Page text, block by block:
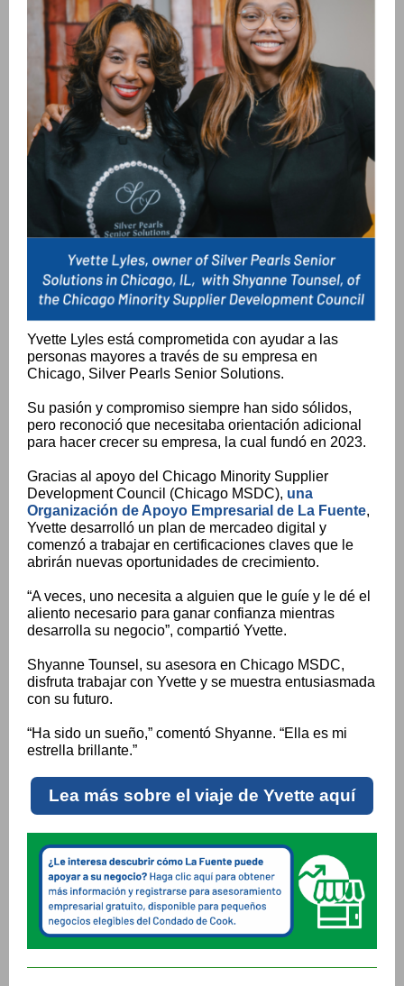
Yvette Lyles está comprometida con ayudar a las
personas mayores a través de su empresa en
Chicago, Silver Pearls Senior Solutions.
Su pasión y compromiso siempre han sido sólidos,
pero reconoció que necesitaba orientación adicional
para hacer crecer su empresa, la cual fundó en 2023.
Gracias al apoyo del Chicago Minority Supplier
Development Council (Chicago MSDC), una
Organización de Apoyo Empresarial de La Fuente,
Yvette desarrolló un plan de mercadeo digital y
comenzó a trabajar en certificaciones claves que le
abrirán nuevas oportunidades de crecimiento.
“A veces, uno necesita a alguien que le guíe y le dé el
aliento necesario para ganar confianza mientras
desarrolla su negocio”, compartió Yvette.
Shyanne Tounsel, su asesora en Chicago MSDC,
disfruta trabajar con Yvette y se muestra entusiasmada
con su futuro.
“Ha sido un sueño,” comentó Shyanne. “Ella es mi
estrella brillante.”
Lea más sobre el viaje de Yvette aquí